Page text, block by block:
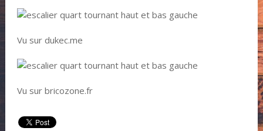
Vu sur dukec.me
Vu sur bricozone.fr